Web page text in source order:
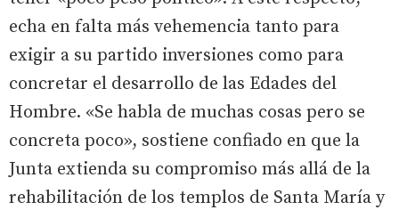
echa en falta más vehemencia tanto para
exigir a su partido inversiones como para
concretar el desarrollo de las Edades del
Hombre. «Se habla de muchas cosas pero se
concreta poco», sostiene confiado en que la
Junta extienda su compromiso más allá de la
rehabilitación de los templos de Santa María y